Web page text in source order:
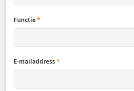
Functie*
E-mailaddress*